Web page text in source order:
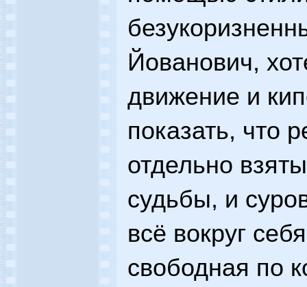
Йованович,
движение и
показать, что
отдельно
судьбы, и
всё вокруг
свободная по